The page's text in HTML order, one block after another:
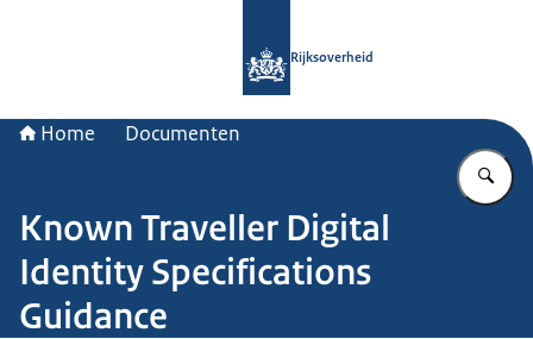
Rijksoverheid
Home Documenten
Known Traveller Digital
Identity Specifications
Guidance